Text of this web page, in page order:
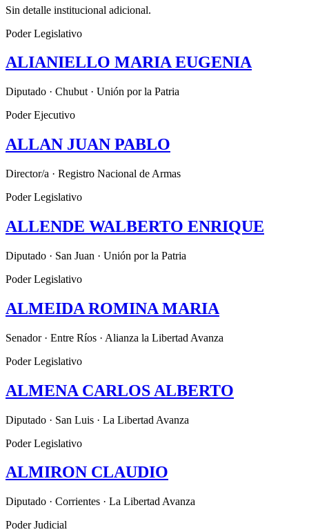
Sin detalle institucional adicional.
Poder Legislativo
ALIANIELLO MARIA EUGENIA
Diputado · Chubut · Unión por la Patria
Poder Ejecutivo
ALLAN JUAN PABLO
Director/a · Registro Nacional de Armas
Poder Legislativo
ALLENDE WALBERTO ENRIQUE
Diputado · San Juan · Unión por la Patria
Poder Legislativo
ALMEIDA ROMINA MARIA
Senador · Entre Ríos · Alianza la Libertad Avanza
Poder Legislativo
ALMENA CARLOS ALBERTO
Diputado · San Luis · La Libertad Avanza
Poder Legislativo
ALMIRON CLAUDIO
Diputado · Corrientes · La Libertad Avanza
Poder Judicial